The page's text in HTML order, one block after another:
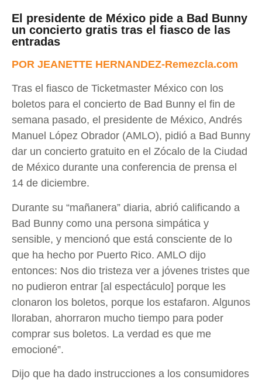
El presidente de México pide a Bad Bunny
un concierto gratis tras el fiasco de las
entradas
POR JEANETTE HERNANDEZ-Remezcla.com
Tras el fiasco de Ticketmaster México con los
boletos para el concierto de Bad Bunny el fin de
semana pasado, el presidente de México, Andrés
Manuel López Obrador (AMLO), pidió a Bad Bunny
dar un concierto gratuito en el Zócalo de la Ciudad
de México durante una conferencia de prensa el
14 de diciembre.
Durante su “mañanera” diaria, abrió calificando a
Bad Bunny como una persona simpática y
sensible, y mencionó que está consciente de lo
que ha hecho por Puerto Rico. AMLO dijo
entonces: Nos dio tristeza ver a jóvenes tristes que
no pudieron entrar [al espectáculo] porque les
clonaron los boletos, porque los estafaron. Algunos
lloraban, ahorraron mucho tiempo para poder
comprar sus boletos. La verdad es que me
emocioné”.
Dijo que ha dado instrucciones a los consumidores